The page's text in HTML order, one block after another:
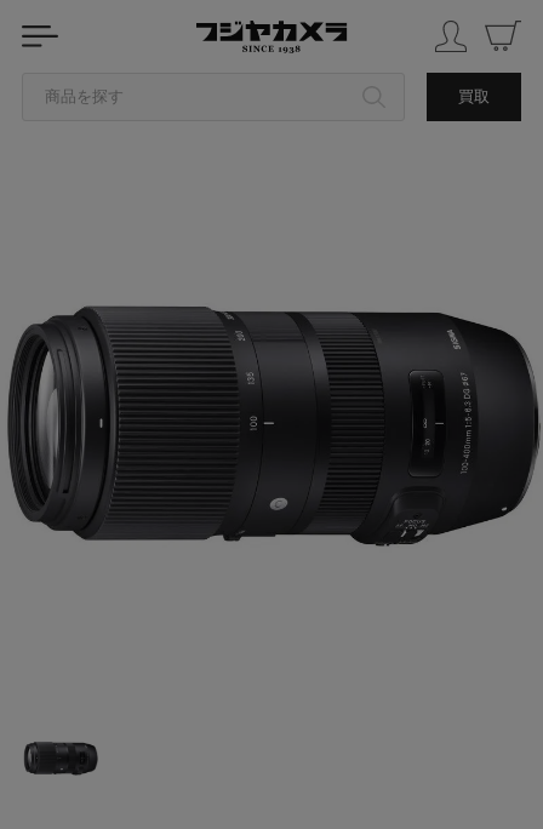
商品を探す 買取
中古品を探す